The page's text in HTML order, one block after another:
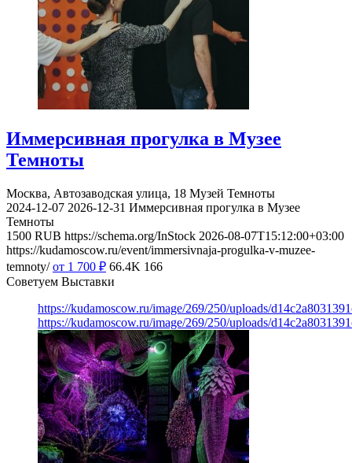
Иммерсивная прогулка в Музее
Темноты
Москва, Автозаводская улица, 18 Музей Темноты
2024-12-07 2026-12-31 Иммерсивная прогулка в Музее
Темноты
1500 RUB https://schema.org/InStock 2026-08-07T15:12:00+03:00
https://kudamoscow.ru/event/immersivnaja-progulka-v-muzee-
temnoty/ от 1 700 ₽ 66.4K 166
Советуем Выставки
https://kudamoscow.ru/image/269/250/uploads/
https://kudamoscow.ru/image/269/250/uploads/